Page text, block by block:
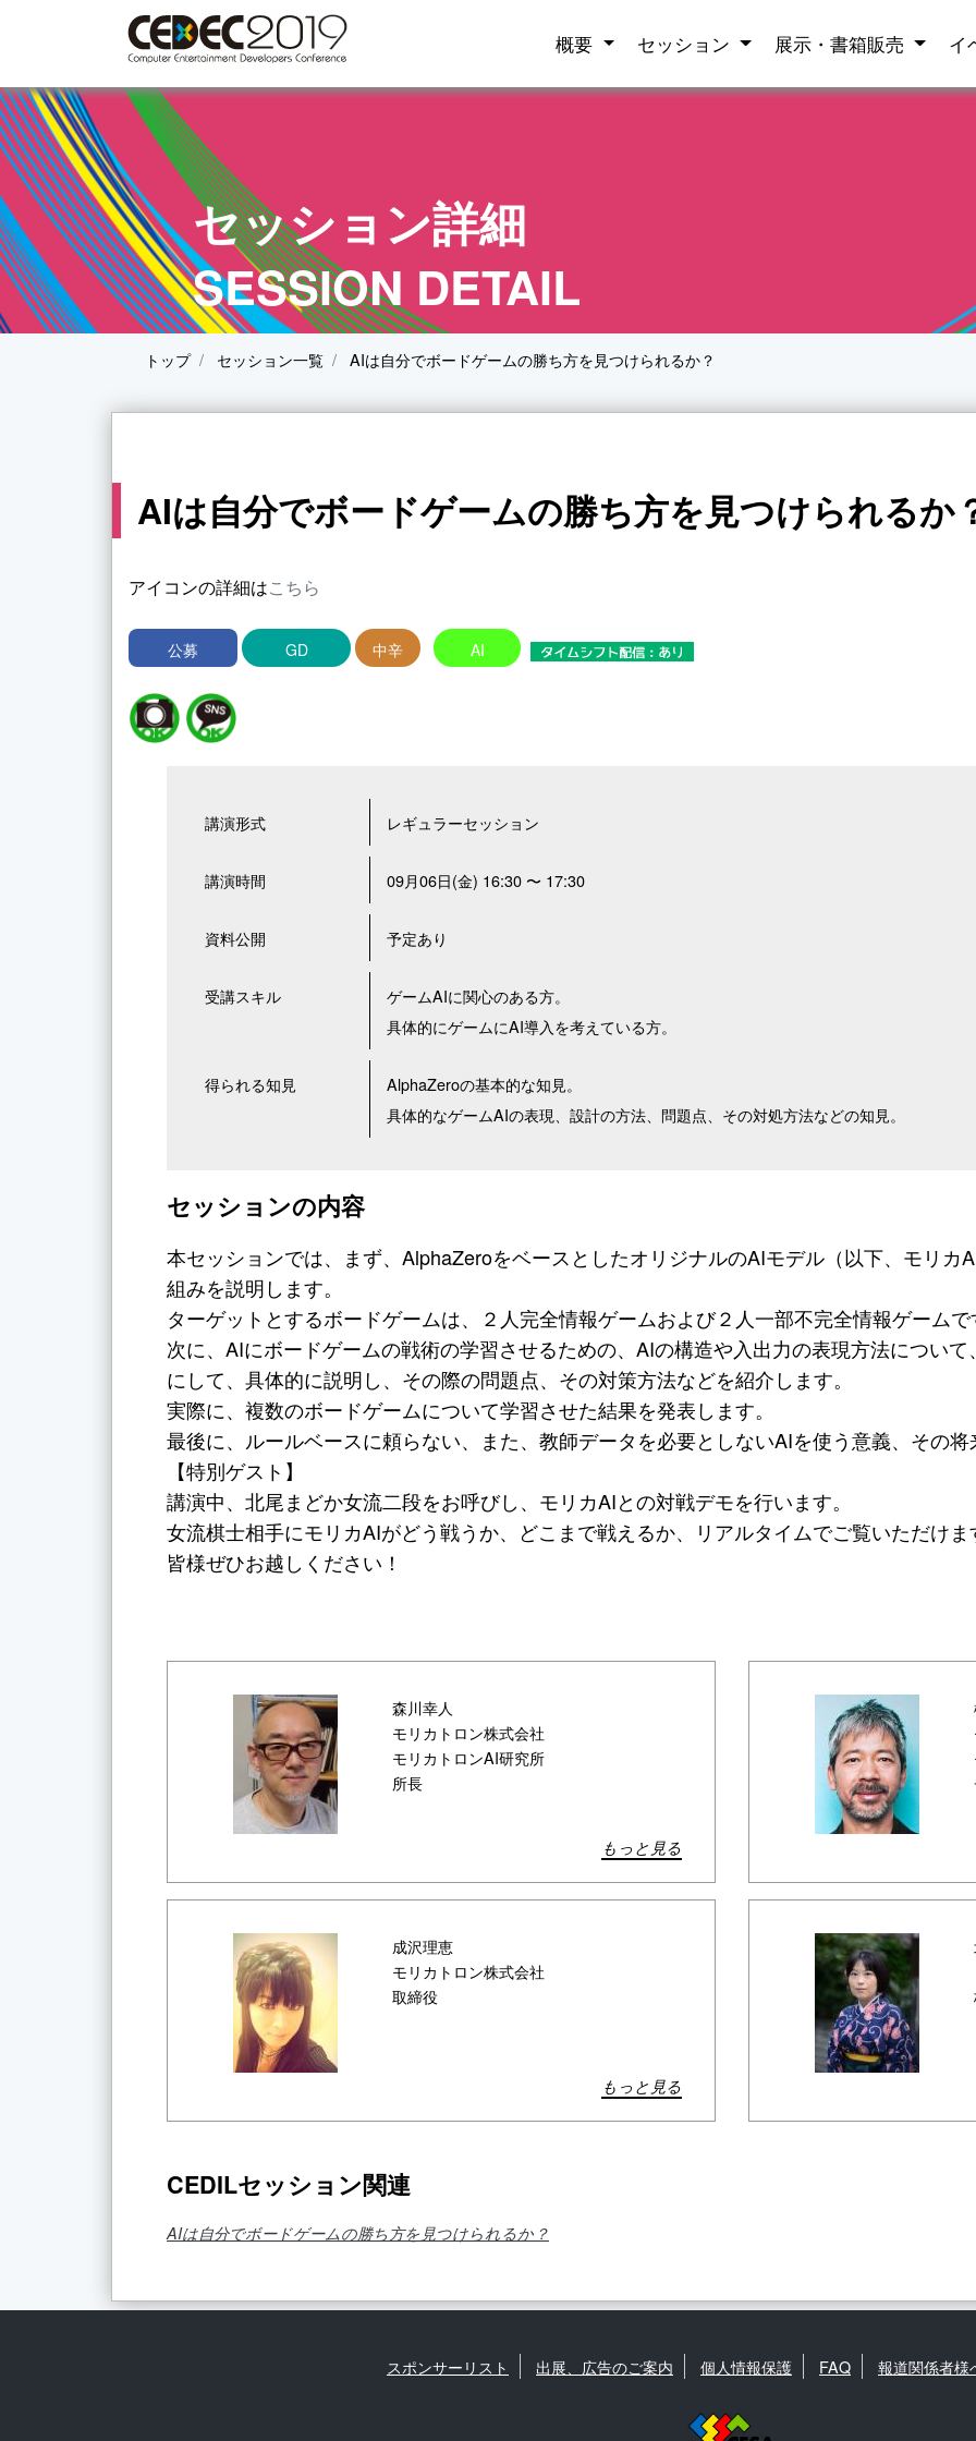
概要 セッション 展示・書箱販売 イ
セッション詳細
SESSION DETAIL
トップ セッション一覧 AIは自分でボードゲームの勝ち方を見つけられるか？
AIは自分でボードゲームの勝ち方を見つけられるか
アイコンの詳細はこちら
公募 GD 中辛 AI
講演形式 レギュラーセッション
講演時間 09月06日(金) 16:30 〜 17:30
資料公開 予定あり
受講スキル
ゲームAIに関心のある方。
具体的にゲームにAI導入を考えている方。
得られる知見
AlphaZeroの基本的な知見。
具体的なゲームAIの表現、設計の方法、問題点、その対処方法などの知見。
セッションの内容
本セッションでは、まず、AlphaZeroをベースとしたオリジナルのAIモデル（以下、モリカ
組みを説明します。
ターゲットとするボードゲームは、２人完全情報ゲームおよび２人一部不完全情報ゲーム
次に、AIにボードゲームの戦術の学習させるための、AIの構造や入出力の表現方法につい
にして、具体的に説明し、その際の問題点、その対策方法などを紹介します。
実際に、複数のボードゲームについて学習させた結果を発表します。
最後に、ルールベースに頼らない、また、教師データを必要としないAIを使う意義、その
【特別ゲスト】
講演中、北尾まどか女流二段をお呼びし、モリカAIとの対戦デモを行います。
女流棋士相手にモリカAIがどう戦うか、どこまで戦えるか、リアルタイムでご覧いただけま
皆様ぜひお越しください！
森川幸人
モリカトロン株式会社
モリカトロンAI研究所
所長
もっと見る
成沢理恵
モリカトロン株式会社
取締役
もっと見る
CEDILセッション関連
AIは自分でボードゲームの勝ち方を見つけられるか？
スポンサーリスト 出展、広告のご案内 個人情報保護 FAQ 報道関係者様